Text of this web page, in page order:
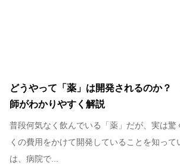
どうやって「薬」は開発されるのか
師がわかりやすく解説
普段何気なく飲んでいる「薬」だが、実は驚
くの費用をかけて開発していることを知って
は、病院で...